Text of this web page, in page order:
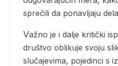
sprečili da ponavljaju
Važno je i dalje kritički ispitivati kako svako
društvo oblikuje svoju
slučajevima, pojedinci s